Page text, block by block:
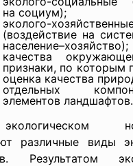
на социум);
эколого-
(воздействие на
население–хозяйство);
качества
признаки, по которым
оценка качества
отдельных
элементов ландшафтов.
различные виды
Результатом